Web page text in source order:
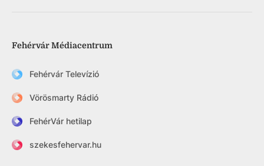
Fehérvár Médiacentrum
Fehérvár Televízió
Vörösmarty Rádió
FehérVár hetilap
szekesfehervar.hu